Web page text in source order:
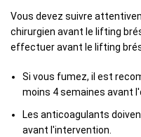
Vous devez suivre
chirurgien avant le lifting
effectuer avant le lifting
Si vous fumez, il est
moins 4 semaines avant
Les anticoagulants
avant l'intervention.